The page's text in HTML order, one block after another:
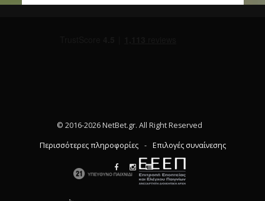
© 2016-2026 NetBet.gr. All Right Reserved
Περισσότερες πληροφορίες
- Επιλογές συναίνεσης